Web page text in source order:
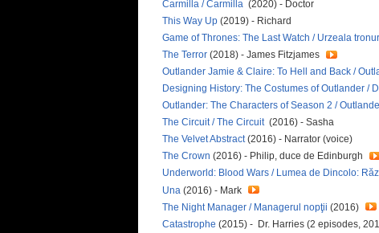
Carmilla / Carmilla (2020) - Doctor
This Way Up (2019) - Richard
Game of Thrones: The Last Watch / Urzeala
The Terror (2018) - James Fitzjames
Outlander Jamie & Claire: To Hell and Back /
Designing History: The Costumes of Outlander /
Outlander: The Characters of Season 2 /
The Circuit / The Circuit (2016) - Sasha
The Velvet Abstract(2016) - Narrator (voice)
The Crown (2016) - Philip, duce de Edinburgh
Underworld: Blood Wars / Lumea de Dincolo:
Una (2016) - Mark
The Night Manager / Managerul nopţii (2016)
Catastrophe (2015) - Dr. Harries (2 episodes,